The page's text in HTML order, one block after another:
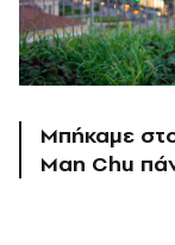
Μπήκαμε
Man Chu